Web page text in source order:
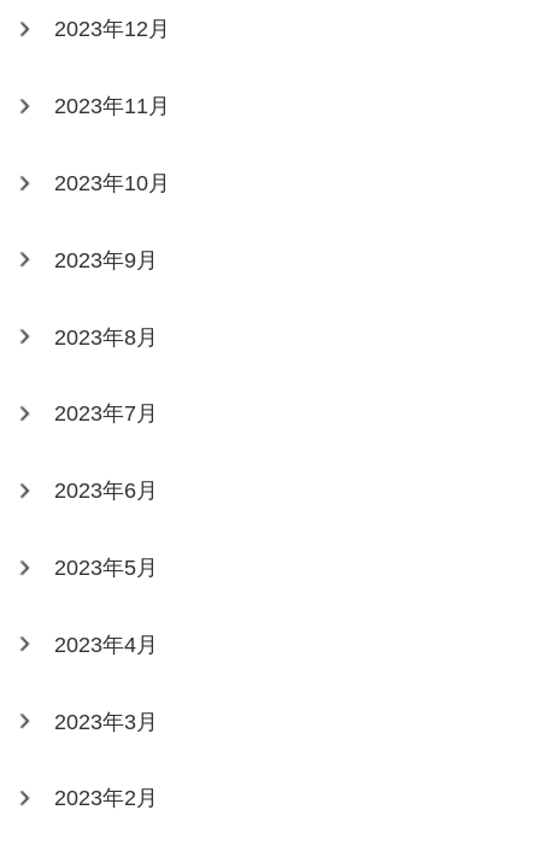
2023年12月
2023年11月
2023年10月
2023年9月
2023年8月
2023年7月
2023年6月
2023年5月
2023年4月
2023年3月
2023年2月